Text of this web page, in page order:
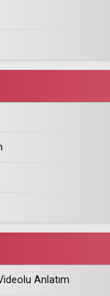
Anlatım